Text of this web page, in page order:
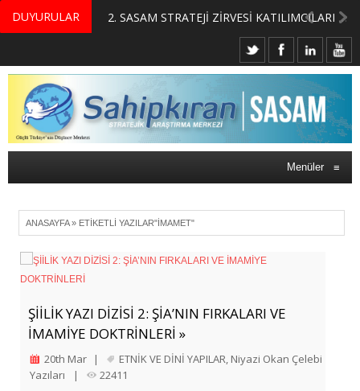
DUYURULAR
MERKEZİMİZ BÜNYESİNDE YETİŞTİRİLMEK ÜZERE GÖNÜLLÜ ÜLKE MASASI UZMANI VE UZMAN ADAYLARI ARIYORUZ 2. SASAM STRATEJİ ZİRVESİ KATILIMCILARI BELLİ OLDU
Menüler ≡
ANASAYFA» ETIKETLI YAZILAR"İMAMET"
ŞİİLİK YAZI DİZİSİ 2: ŞİA’NIN FIRKALARI VE
İMAMİYE DOKTRİNLERİ »
20th Mar | ETNİK VE DİNİ YAPILAR Niyazi Okan Çelebi
Yazıları
| 22411